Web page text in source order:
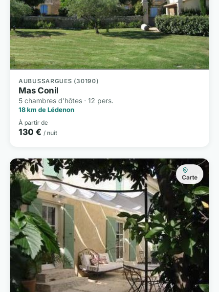
AUBUSSARGUES (30190)
Mas Conil
5 chambres d'hôtes · 12 pers.
18 km de Lédenon
À partir de
130 € / nuit
Carte